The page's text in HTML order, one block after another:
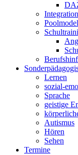
Integration
Lernen
sozial-
Sprache
geistige
Autismus
Hören
Sehen
Termine